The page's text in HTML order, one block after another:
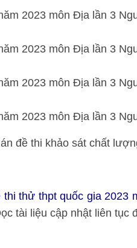
đề thi khảo sát chất
thi thử thpt quốc gia 2023
tài liệu cập nhật liên tục